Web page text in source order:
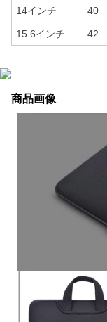
14インチ 40
15.6インチ 42
商品画像